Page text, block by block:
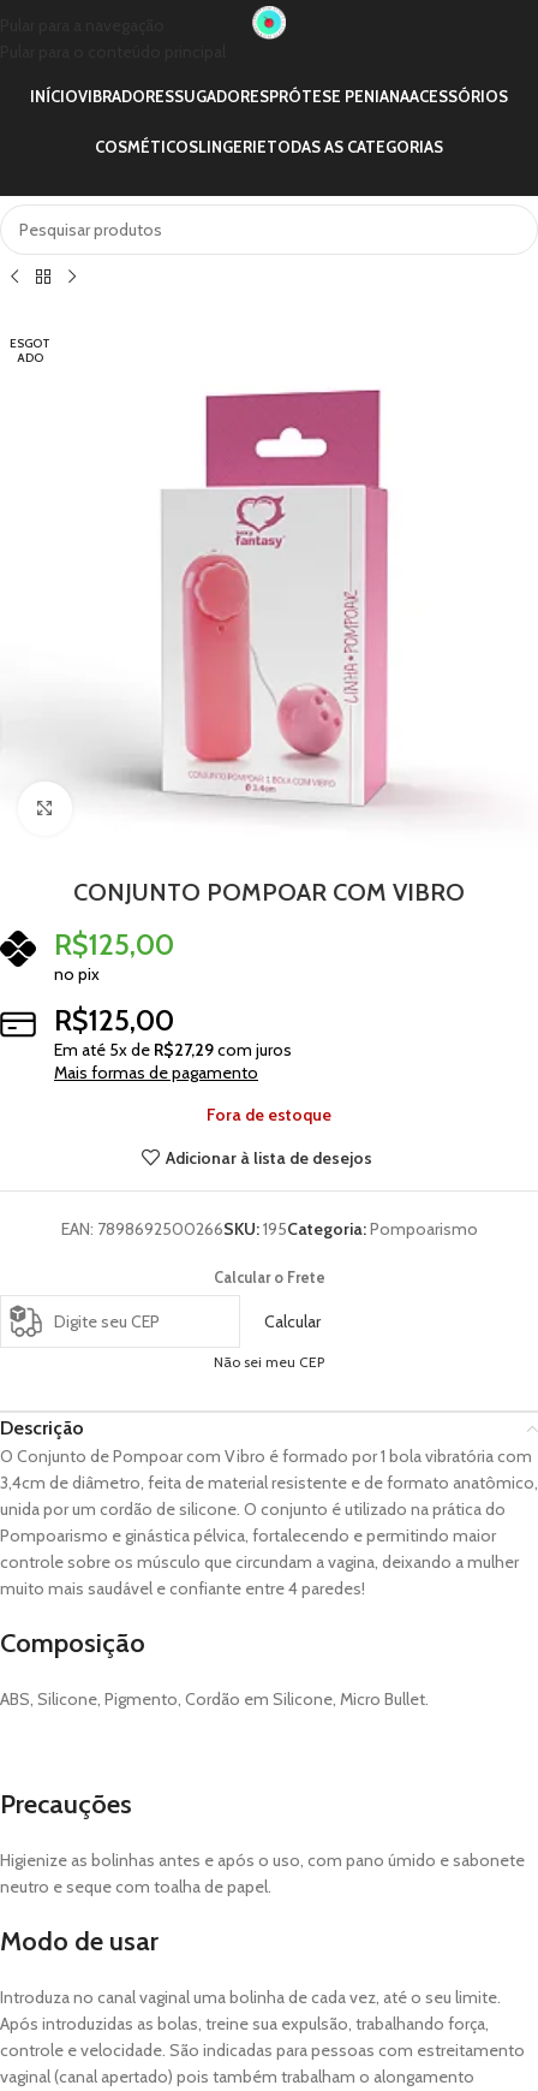
INÍCIOVIBRADORESSUGADORESPRÓTESE PENIANAACESSÓRIOS
COSMÉTICOSLINGERIETODAS AS CATEGORIAS
ESGOT
ADO
CONJUNTO POMPOAR COM VIBRO
R$125,00
no pix
R$125,00
Em até 5x de R$27,29com juros
Mais formas de pagamento
Fora de estoque
Adicionar à lista de desejos
EAN: 7898692500266SKU:195Categoria:Pompoarismo
Calcular o Frete
Calcular
Não sei meu CEP
Descrição
O Conjunto de Pompoar com Vibro é formado por 1 bola vibratória com
3,4cm de diâmetro, feita de material resistente e de formato anatômico,
unida por um cordão de silicone. O conjunto é utilizado na prática do
Pompoarismo e ginástica pélvica, fortalecendo e permitindo maior
controle sobre os músculo que circundam a vagina, deixando a mulher
muito mais saudável e confiante entre 4 paredes!
Composição
ABS, Silicone, Pigmento, Cordão em Silicone, Micro Bullet.
Precauções
Higienize as bolinhas antes e após o uso, com pano úmido e sabonete
neutro e seque com toalha de papel.
Modo de usar
Introduza no canal vaginal uma bolinha de cada vez, até o seu limite.
Após introduzidas as bolas, treine sua expulsão, trabalhando força,
controle e velocidade. São indicadas para pessoas com estreitamento
vaginal (canal apertado) pois também trabalham o alongamento